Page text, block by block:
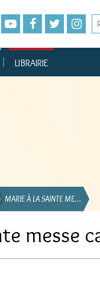
LIBRAIRIE
MARIE À LA SAINTE ME…
messe